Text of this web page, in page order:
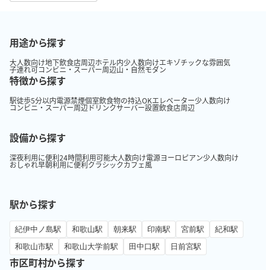
用途から探す
大人数向け地下飲食店周辺ホテル内少人数向けエキゾチックな雰囲気
子連れ可コンビニ・スーパー周辺山・自然モダン
特徴から探す
駅徒歩5分以内電源禁煙個室飲食物の持込OKエレベーター少人数向け
コンビニ・スーパー周辺ドリンクサーバー設置飲食店周辺
設備から探す
深夜利用に便利24時間利用可能大人数向け電源ヨーロピアン少人数向け
おしゃれ早朝利用に便利クラシックカフェ風
駅から探す
紀伊中ノ島駅 和歌山駅 朝来駅 印南駅 宮前駅
紀和駅
和歌山市駅
和歌山大学前駅 田中口駅 日前宮駅
市区町村から探す